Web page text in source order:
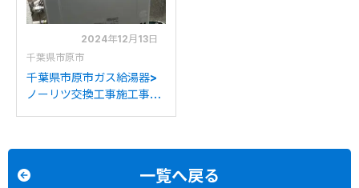
2024年12月13日
千葉県市原市
千葉県市原市ガス給湯器>
ノーリツ交換工事施工事
一覧へ戻る